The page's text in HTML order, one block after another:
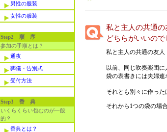
男性の服装
女性の服装
Step2 順 序
参加の手順とは？
通夜
葬儀・告別式
受付方法
Step3 香 典
いくらくらい包むのが一般
的？
香典とは？
私と主人の共通
どちらがいいので
私と主人の共通の友人
以前、同じ吹奏楽団
袋の表書きには夫婦連
それとも別々に作った
それから1つの袋の場